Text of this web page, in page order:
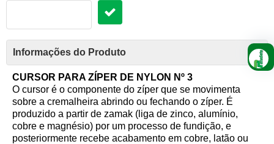
Informações do Produto
CURSOR PARA ZÍPER DE NYLON Nº 3
O cursor é o componente do zíper que se movimenta
sobre a cremalheira abrindo ou fechando o zíper. É
produzido a partir de zamak (liga de zinco, alumínio,
cobre e magnésio) por um processo de fundição, e
posteriormente recebe acabamento em cobre, latão ou